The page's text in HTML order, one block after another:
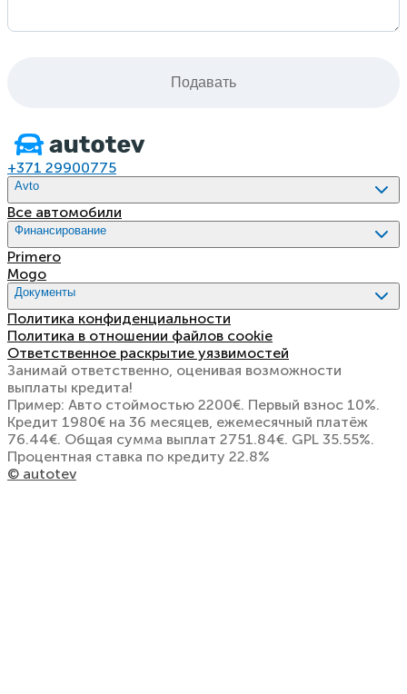
Подавать
+371 29900775
Avto
Все автомобили
Финансирование
Primero
Mogo
Документы
Политика конфиденциальности
Политика в отношении файлов cookie
Ответственное раскрытие уязвимостей
Занимай ответственно, оценивая возможности
выплаты кредита!
Пример: Авто стоймостью 2200€. Первый взнос 10%.
Кредит 1980€ на 36 месяцев, ежемесячный платёж
76.44€. Общая сумма выплат 2751.84€. GPL 35.55%.
Процентная ставка по кредиту 22.8%
© autotev